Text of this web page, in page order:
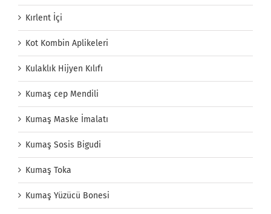
Kırlent İçi
Kot Kombin Aplikeleri
Kulaklık Hijyen Kılıfı
Kumaş cep Mendili
Kumaş Maske İmalatı
Kumaş Sosis Bigudi
Kumaş Toka
Kumaş Yüzücü Bonesi